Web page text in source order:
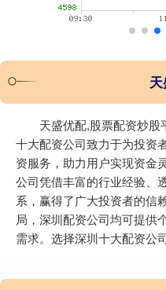
天盛优配,股票配资炒
十大配资公司致力于为投资
资服务，助力用户实现资金
公司凭借丰富的行业经验、
系，赢得了广大投资者的信
局，深圳配资公司均可提供
需求。选择深圳十大配资公